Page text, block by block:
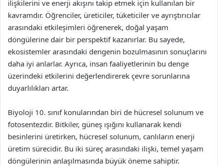
ilişkilerini ve enerji akışını takip etmek için kullanılan bir
kavramdır. Öğrenciler, üreticiler, tüketiciler ve ayrıştırıcılar
arasındaki etkileşimleri öğrenerek, doğal yaşam
döngülerine dair bir perspektif kazanırlar. Bu sayede,
ekosistemler arasındaki dengenin bozulmasının sonuçlarını
daha iyi anlarlar. Ayrıca, insan faaliyetlerinin bu denge
üzerindeki etkilerini değerlendirerek çevre sorunlarına
duyarlılıkları artar.
Biyoloji 10. sınıf konularından biri de hücresel solunum ve
fotosentezdir. Bitkiler, güneş ışığını kullanarak kendi
besinlerini üretirken, hücresel solunum, canlıların enerji
üretim sürecidir. Bu iki süreç arasındaki ilişki, temel yaşam
döngülerinin anlaşılmasında büyük öneme sahiptir.